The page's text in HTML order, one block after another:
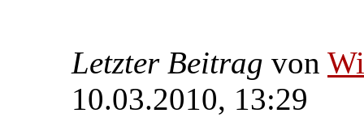
Letzter Beitrag von
10.03.2010, 13:29